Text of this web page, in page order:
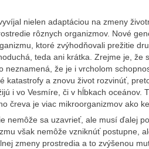
nielen adaptáciou na zmeny
rôznych organizmov. Nové
ktoré zvýhodňovali prežitie
teda ani krátka. Zrejme je, že
neznamená, že je i vrcholom
katastrofy a znovu život rozvinúť,
i vo Vesmíre, či v hĺbkach oceánov.
čreva je viac mikroorganizmov ako
nemôže sa uzavrieť, ale musí ďalej
však nemôže vzniknúť postupne,
zmeny prostredia a to zvýšenou